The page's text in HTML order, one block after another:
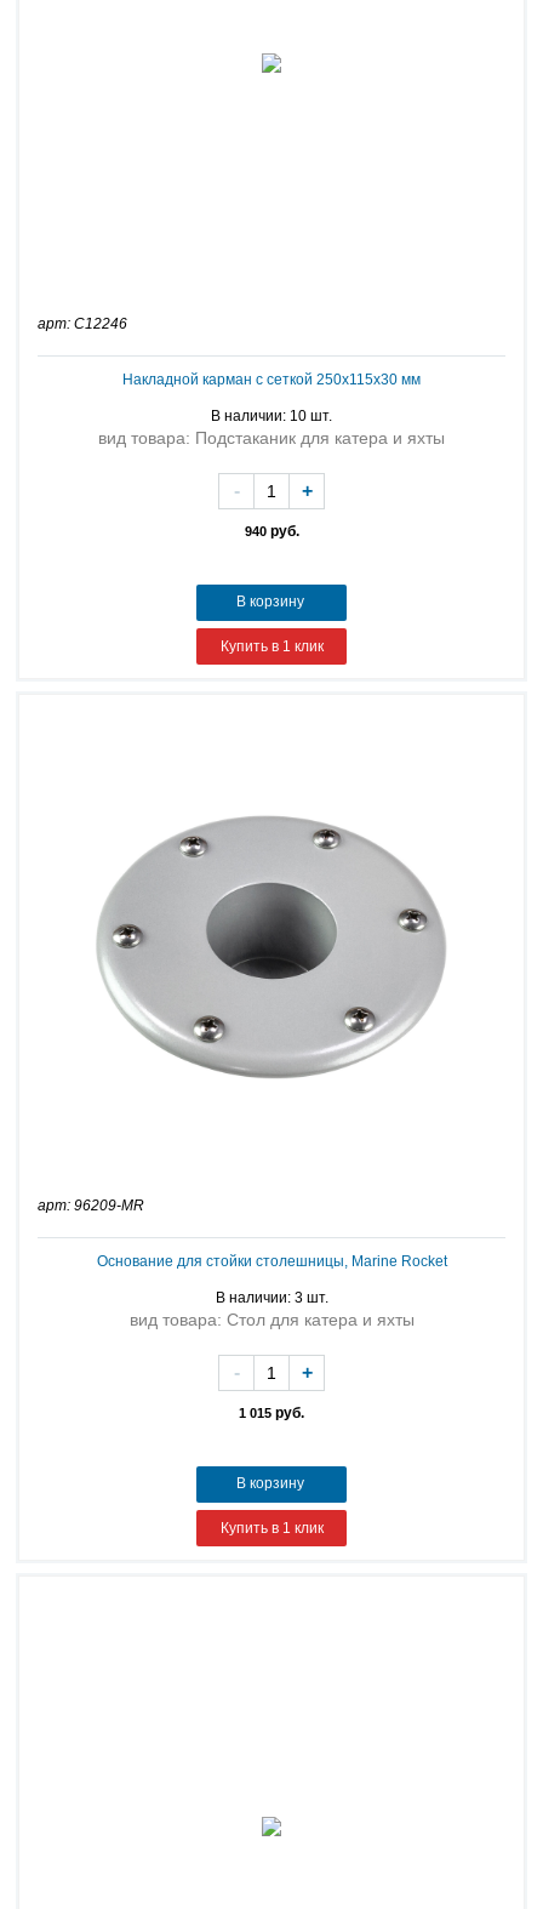
арт: C12246
Накладной карман с сеткой 250х115х30 мм
В наличии: 10 шт.
вид товара: Подстаканик для катера и яхты
940руб.
- +
В корзину
Купить в 1 клик
арт: 96209-MR
Основание для стойки столешницы, Marine Rocket
В наличии: 3 шт.
вид товара: Стол для катера и яхты
1 015 руб.
- +
В корзину
Купить в 1 клик